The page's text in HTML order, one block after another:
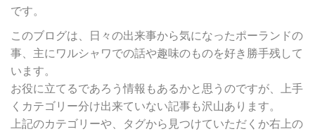
ー
別
検
索
です。
このブログは、日々の出来事から気になったポーランドの
事、主にワルシャワでの話や趣味のものを好き勝手残して
います。
お役に立てるであろう情報もあるかと思うのですが、上手
くカテゴリー分け出来ていない記事も沢山あります。
上記のカテゴリーや、タグから見つけていただくか右上の